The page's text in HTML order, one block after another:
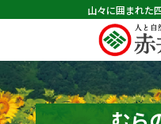
山々に囲まれた
ホーム
むらのできごと